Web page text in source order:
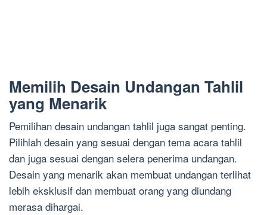
Memilih Desain Undangan Tahlil
yang Menarik
Pemilihan desain undangan tahlil juga sangat penting.
Pilihlah desain yang sesuai dengan tema acara tahlil
dan juga sesuai dengan selera penerima undangan.
Desain yang menarik akan membuat undangan terlihat
lebih eksklusif dan membuat orang yang diundang
merasa dihargai.